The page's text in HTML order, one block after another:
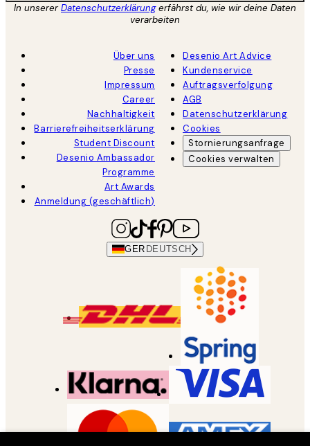
In unsererDatenschutzerklärungerfährst du, wie wir deine Daten
verarbeiten
Über uns
Presse
Impressum
Career
Nachhaltigkeit
Barrierefreiheitserklärung
Student Discount
Desenio Ambassador
Programme
Art Awards
Anmeldung (geschäftlich)
Desenio Art Advice
Kundenservice
Auftragsverfolgung
AGB
Datenschutzerklärung
Cookies
Stornierungsanfrage
Cookies verwalten
GER DEUTSCH